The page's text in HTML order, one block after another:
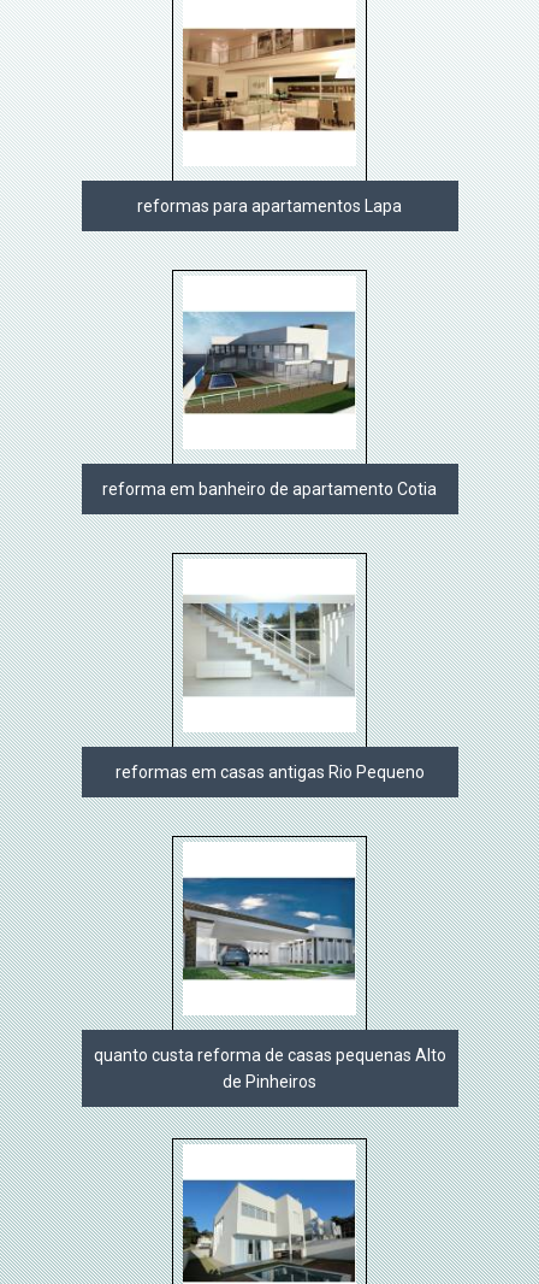
reformas para apartamentos Lapa
reforma em banheiro de apartamento Cotia
reformas em casas antigas Rio Pequeno
quanto custa reforma de casas pequenas Alto
de Pinheiros